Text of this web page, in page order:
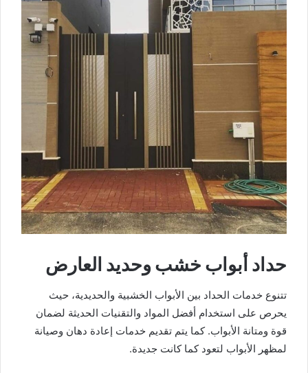
حداد أبواب خشب وحديد العارض
تتنوع خدمات الحداد بين الأبواب الخشبية والحديدية، حيث
يحرص على استخدام أفضل المواد والتقنيات الحديثة لضمان
قوة ومتانة الأبواب. كما يتم تقديم خدمات إعادة دهان وصيانة
لمظهر الأبواب لتعود كما كانت جديدة.